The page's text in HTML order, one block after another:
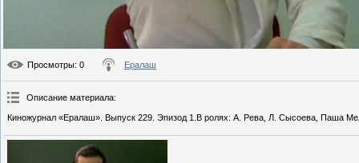
Просмотры: 0 Ералаш
Описание материала:
Киножурнал «Ералаш». Выпуск 229. Эпизод 1.В ролях: А. Рева, Л. Сысоева, Паша